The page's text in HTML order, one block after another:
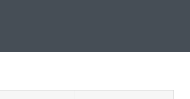
ダンジオーラシステム